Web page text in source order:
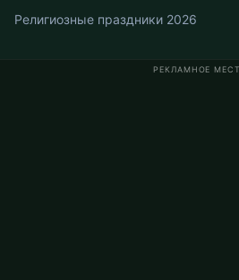
РЕКЛАМНОЕ
Религиозные праздники 2026
Время намаза в Германии